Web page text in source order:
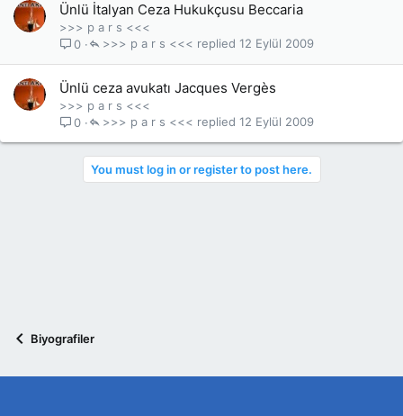
Ünlü İtalyan Ceza Hukukçusu Beccaria
>>> p a r s <<<
0
12 Eylül 2009
>>> p a r s <<<
Ünlü ceza avukatı Jacques Vergès
>>> p a r s <<<
0
12 Eylül 2009
>>> p a r s <<<
You must log in or register to post here.
Biyografiler